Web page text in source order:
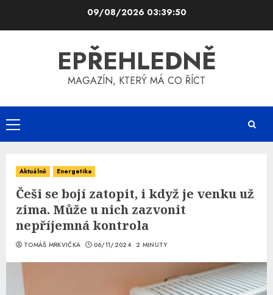
09/08/2026 03:39:51
EPŘEHLEDNĚ
MAGAZÍN, KTERÝ MÁ CO ŘÍCT
Primary
Menu
Aktuálně Energetika
Češi se bojí zatopit, i když je venku už
zima. Může u nich zazvonit
nepříjemná kontrola
TOMÁŠ MRKVIČKA 06/11/2024 2 MINUTY